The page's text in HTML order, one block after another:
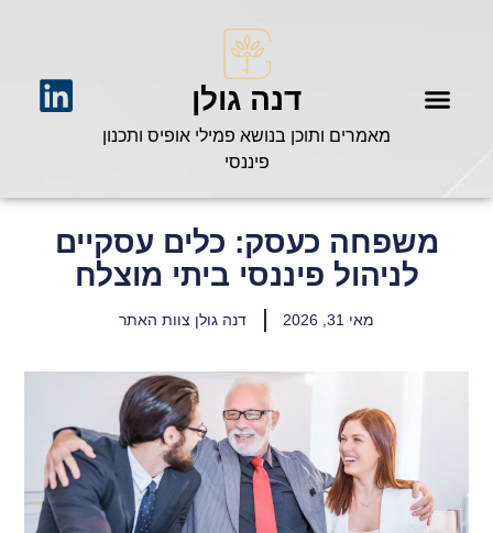
דנה גולן
מאמרים ותוכן בנושא פמילי אופיס ותכנון
פיננסי
משפחה כעסק: כלים עסקיים
לניהול פיננסי ביתי מוצלח
מאי 31, 2026 דנה גולן צוות האתר